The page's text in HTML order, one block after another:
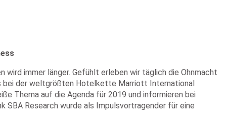
wird immer länger. Gefühlt erleben wir täglich die Ohnmacht
bei der weltgrößten Hotelkette Marriott International
Thema auf die Agenda für 2019 und informieren bei
SBA Research wurde als Impulsvortragender für eine